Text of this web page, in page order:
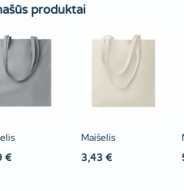
produktai
€
Maišelis
3,43 €